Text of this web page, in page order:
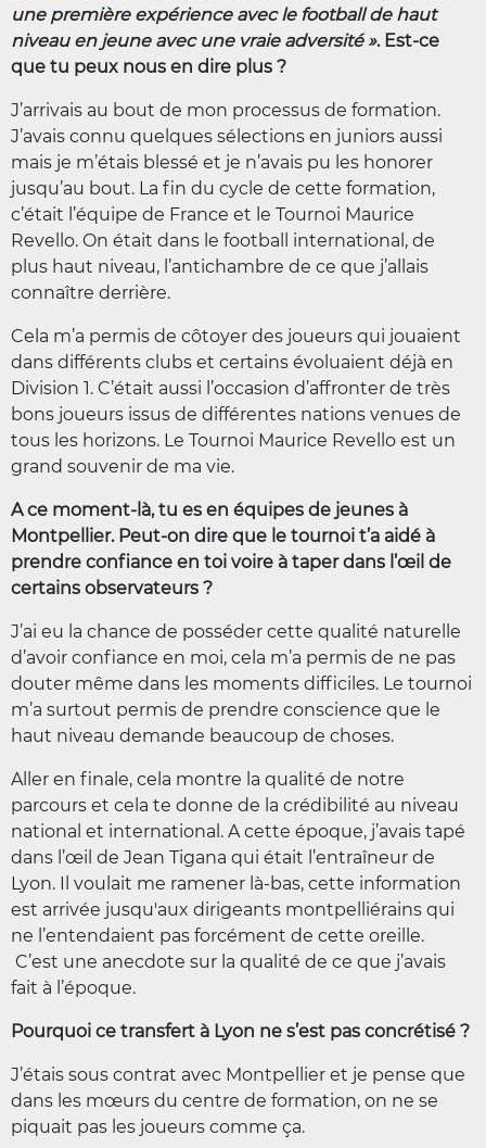
une première expérience avec le football de haut
niveau en jeune avec une vraie adversité ». Est-ce
que tu peux nous en dire plus ?
J’arrivais au bout de mon processus de formation.
J’avais connu quelques sélections en juniors aussi
mais je m’étais blessé et je n’avais pu les honorer
jusqu’au bout. La fin du cycle de cette formation,
c’était l’équipe de France et le Tournoi Maurice
Revello. On était dans le football international, de
plus haut niveau, l’antichambre de ce que j’allais
connaître derrière.
Cela m’a permis de côtoyer des joueurs qui jouaient
dans différents clubs et certains évoluaient déjà en
Division 1. C’était aussi l’occasion d’affronter de très
bons joueurs issus de différentes nations venues de
tous les horizons. Le Tournoi Maurice Revello est un
grand souvenir de ma vie.
A ce moment-là, tu es en équipes de jeunes à
Montpellier. Peut-on dire que le tournoi t’a aidé à
prendre confiance en toi voire à taper dans l’œil de
certains observateurs ?
J’ai eu la chance de posséder cette qualité naturelle
d’avoir confiance en moi, cela m’a permis de ne pas
douter même dans les moments difficiles. Le tournoi
m’a surtout permis de prendre conscience que le
haut niveau demande beaucoup de choses.
Aller en finale, cela montre la qualité de notre
parcours et cela te donne de la crédibilité au niveau
national et international. A cette époque, j’avais tapé
dans l’œil de Jean Tigana qui était l’entraîneur de
Lyon. Il voulait me ramener là-bas, cette information
est arrivée jusqu'aux dirigeants montpelliérains qui
ne l’entendaient pas forcément de cette oreille.
C’est une anecdote sur la qualité de ce que j’avais
fait à l’époque.
Pourquoi ce transfert à Lyon ne s’est pas concrétisé ?
J’étais sous contrat avec Montpellier et je pense que
dans les mœurs du centre de formation, on ne se
piquait pas les joueurs comme ça.